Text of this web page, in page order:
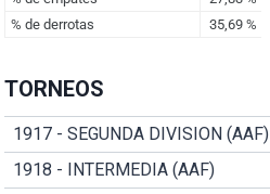
TORNEOS
1917 - SEGUNDA DIVISION (AAF)
1918 - INTERMEDIA (AAF)